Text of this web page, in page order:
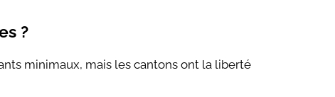
?
minimaux, mais les cantons ont la liberté